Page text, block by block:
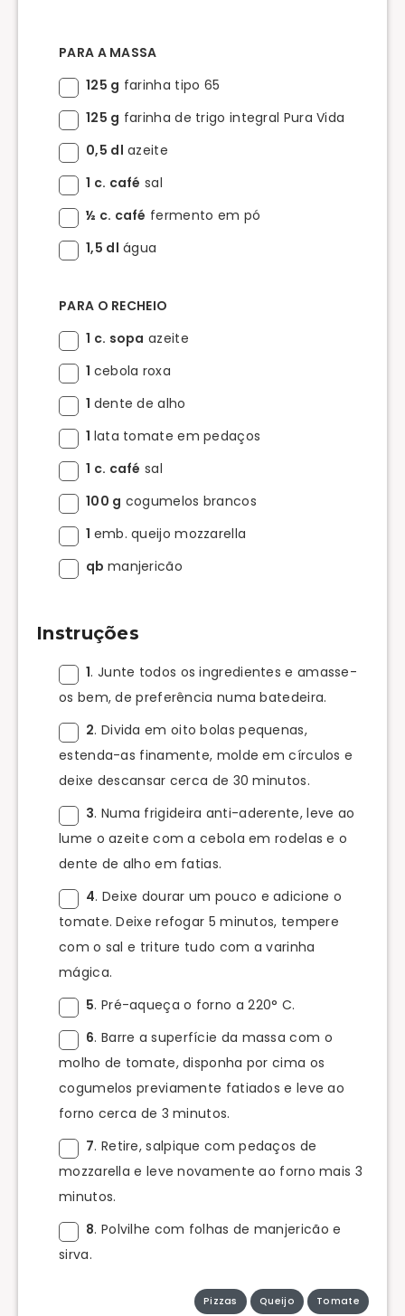
PARA A MASSA
125 g farinha tipo 65
125 g farinha de trigo integral Pura Vida
0,5 dl azeite
1 c. café sal
½ c. café fermento em pó
1,5 dl água
PARA O RECHEIO
1 c. sopa azeite
1 cebola roxa
1 dente de alho
1 lata tomate em pedaços
1 c. café sal
100 g cogumelos brancos
1 emb. queijo mozzarella
qb manjericão
Instruções
1. Junte todos os ingredientes e amasse-
os bem, de preferência numa batedeira.
2. Divida em oito bolas pequenas,
estenda-as finamente, molde em círculos e
deixe descansar cerca de 30 minutos.
3. Numa frigideira anti-aderente, leve ao
lume o azeite com a cebola em rodelas e o
dente de alho em fatias.
4. Deixe dourar um pouco e adicione o
tomate. Deixe refogar 5 minutos, tempere
com o sal e triture tudo com a varinha
mágica.
5. Pré-aqueça o forno a 220° C.
6. Barre a superfície da massa com o
molho de tomate, disponha por cima os
cogumelos previamente fatiados e leve ao
forno cerca de 3 minutos.
7. Retire, salpique com pedaços de
mozzarella e leve novamente ao forno mais 3
minutos.
8. Polvilhe com folhas de manjericão e
sirva.
Pizzas Queijo Tomate